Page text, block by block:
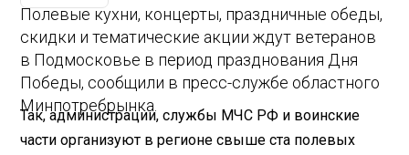
Полевые кухни, концерты, праздничные обеды,
скидки и тематические акции ждут ветеранов
в Подмосковье в период празднования Дня
Победы, сообщили в пресс-службе областного
Минпотребрынка.
Так, администрации, службы МЧС РФ и воинские
части организуют в регионе свыше ста полевых